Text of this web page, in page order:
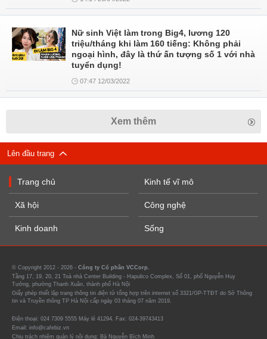
Nữ sinh Việt làm trong Big4, lương 120
triệu/tháng khi làm 160 tiếng: Không phải
ngoại hình, đây là thứ ấn tượng số 1 với nhà
tuyển dụng!
07:47 12/03/2022
Xem thêm
Lên đầu trang
Trang chủ
Xã hội
Kinh doanh
Kinh tế vĩ mô
Công nghệ
Sống
© Copyright 2012 - 2026 - Công ty Cổ phần VCCorp.
Tầng 17, 19, 20, 21 Toà nhà Center Building - Hapulico Complex, Số 01, phố Nguyễn Huy
Tưởng, phường Thanh Xuân, thành phố Hà Nội
Giấy phép thiết lập trang thông tin điện tử tổng hợp trên internet số 3321/GP-TTĐT do Sở Thông
tin và Truyền thông TP Hà Nội cấp ngày 03 tháng 07 năm 2019.
Điện thoại: 024 7309 5555 Máy lẻ 41294. Fax: 024-39743413
Email: info@cafebiz.vn
Chịu trách nhiệm quản lý nội dung: Bà Nguyễn Bích Minh